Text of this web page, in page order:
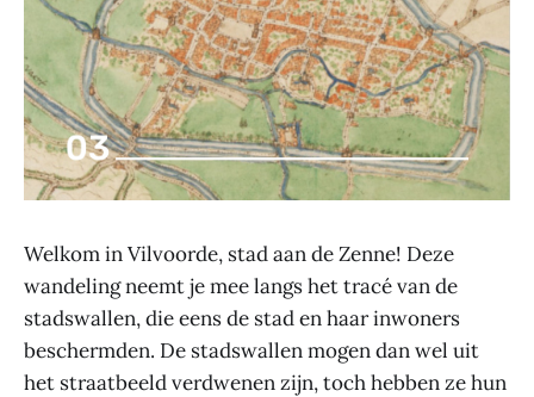
Welkom in Vilvoorde, stad aan de Zenne! Deze
wandeling neemt je mee langs het tracé van de
stadswallen, die eens de stad en haar inwoners
beschermden. De stadswallen mogen dan wel uit
het straatbeeld verdwenen zijn, toch hebben ze hun